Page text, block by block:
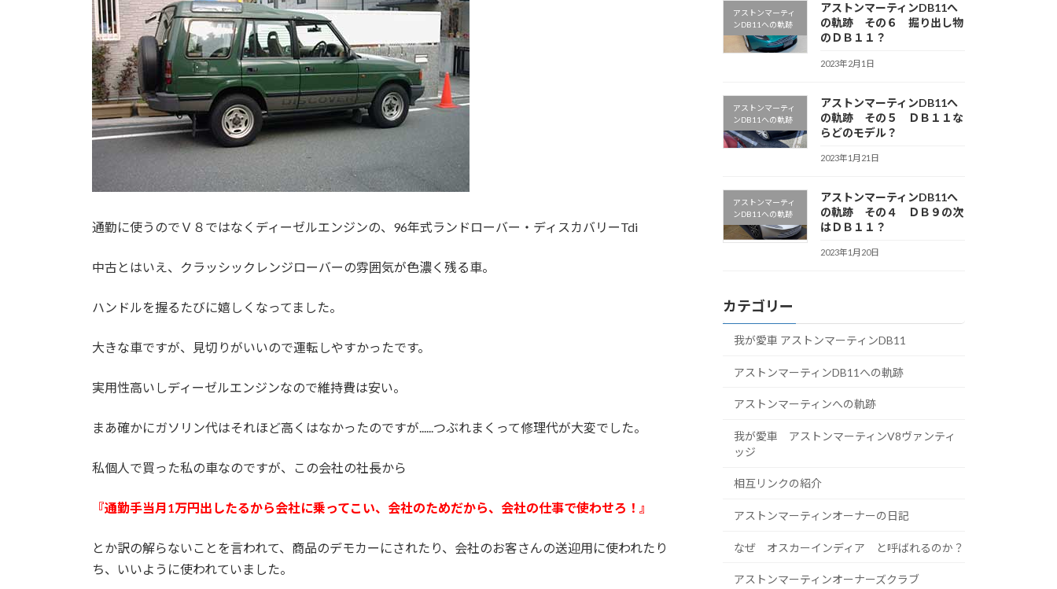
通勤に使うのでＶ８ではなくディーゼルエンジンの、96年式ランドローバー・ディスカバリーTdi
中古とはいえ、クラッシックレンジローバーの雰囲気が色濃く残る車。
ハンドルを握るたびに嬉しくなってました。
大きな車ですが、見切りがいいので運転しやすかったです。
実用性高いしディーゼルエンジンなので維持費は安い。
まあ確かにガソリン代はそれほど高くはなかったのですが......つぶれまくって修理代が大変でした。
私個人で買った私の車なのですが、この会社の社長から
『通勤手当月1万円出したるから会社に乗ってこい、会社のためだから、会社の仕事で使わせろ！』
とか訳の解らないことを言われて、商品のデモカーにされたり、会社のお客さんの送迎用に使われたり
ち、いいように使われていました。
アストンマーティ
ンDB11への軌跡
アストンマーティンDB11へ
の軌跡 その６ 掘り出し物
のＤＢ１１？
2023年2月1日
アストンマーティ
ンDB11への軌跡
アストンマーティンDB11へ
の軌跡 その５ ＤＢ１１な
らどのモデル？
2023年1月21日
アストンマーティ
ンDB11への軌跡
アストンマーティンDB11へ
の軌跡 その４ ＤＢ９の次
はＤＢ１１？
2023年1月20日
カテゴリー
我が愛車 アストンマーティンDB11
アストンマーティンDB11への軌跡
アストンマーティンへの軌跡
我が愛車 アストンマーティンV8ヴァンティ
ッジ
相互リンクの紹介
アストンマーティンオーナーの日記
なぜ オスカーインディア と呼ばれるのか？
アストンマーティンオーナーズクラブ